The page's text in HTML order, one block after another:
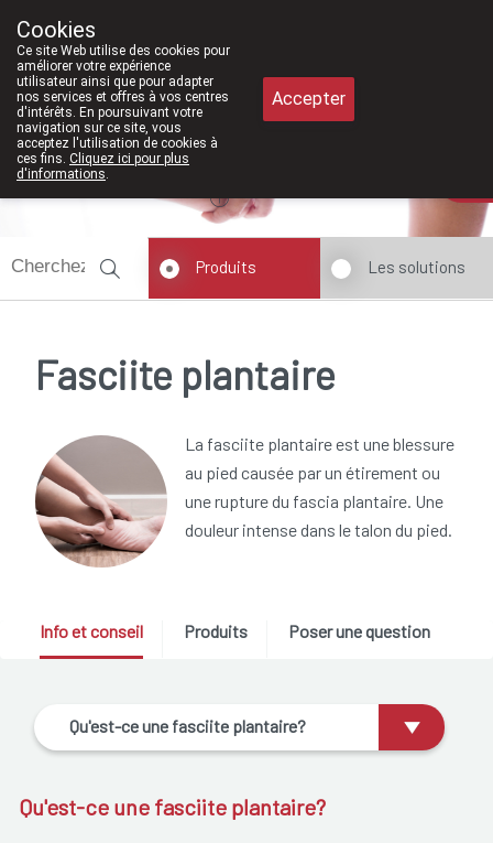
011/610300
Aujourd'hui A présent
Produits Les solutions
Fasciite plantaire
La fasciite plantaire est une blessure
au pied causée par un étirement ou
une rupture du fascia plantaire. Une
douleur intense dans le talon du pied.
Info et conseil Produits Poser une question
Qu'est-ce une fasciite plantaire?
Qu'est-ce une fasciite plantaire?
Cookies
Ce site Web utilise des cookies pour
améliorer votre expérience
utilisateur ainsi que pour adapter
nos services et offres à vos centres
d'intérêts. En poursuivant votre
navigation sur ce site, vous
acceptez l'utilisation de cookies à
ces fins. Cliquez ici pour plus
d'informations.
Accepter